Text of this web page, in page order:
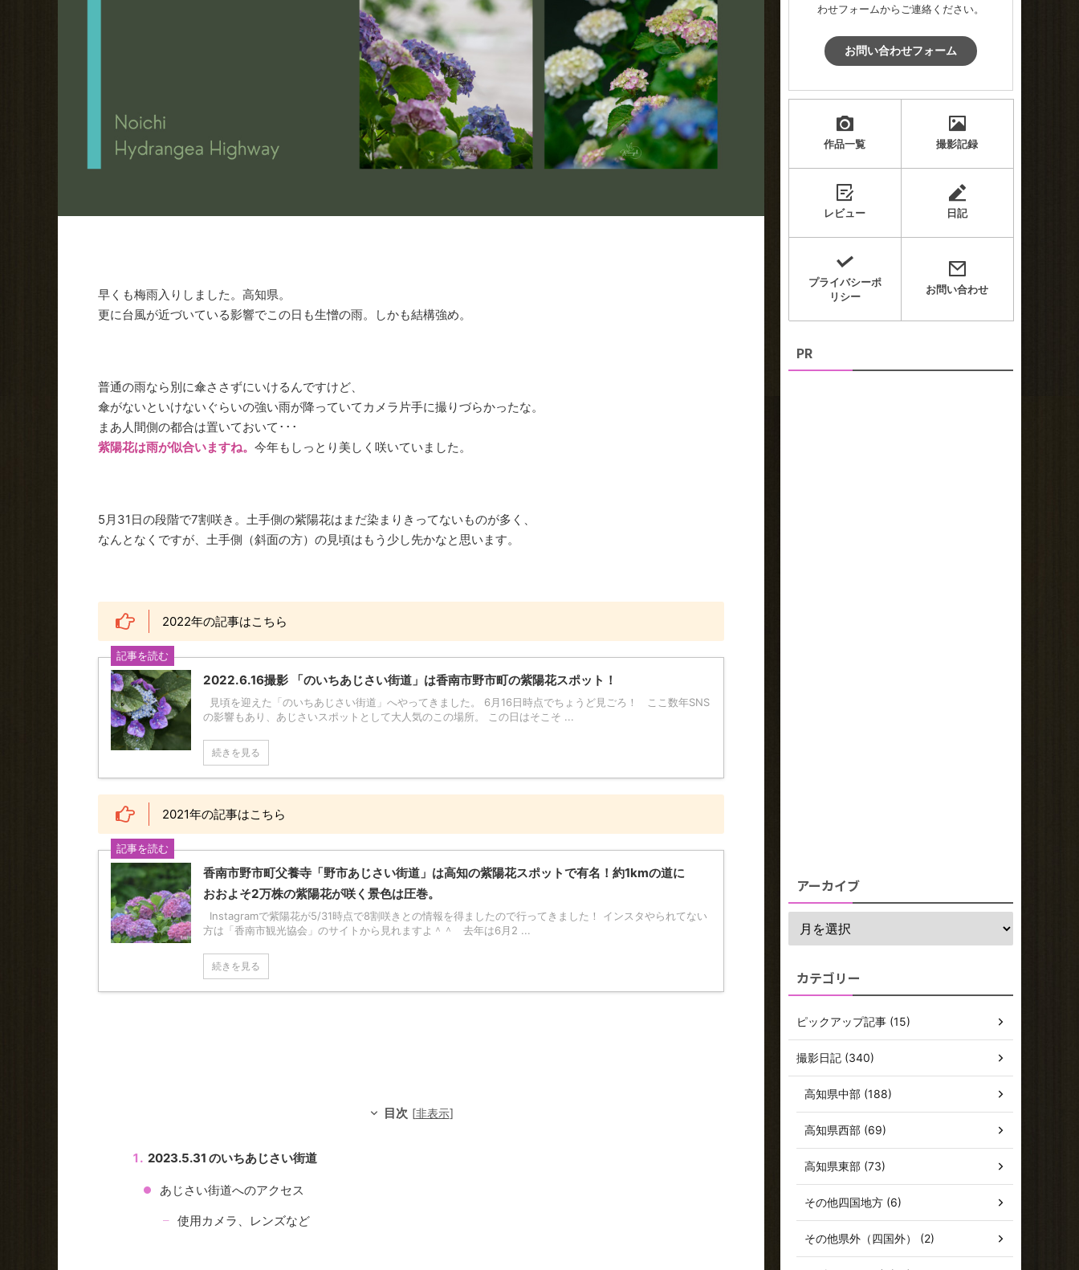
早くも梅雨入りしました。高知県。
更に台風が近づいている影響でこの日も生憎の雨。しかも結構強め。
普通の雨なら別に傘ささずにいけるんですけど、
傘がないといけないぐらいの強い雨が降っていてカメラ片手に撮りづらかったな。
まあ人間側の都合は置いておいて･･･
紫陽花は雨が似合いますね。 今年もしっとり美しく咲いていました。
5月31日の段階で7割咲き。土手側の紫陽花はまだ染まりきってないものが多く、
なんとなくですが、土手側（斜面の方）の見頃はもう少し先かなと思います。
2022年の記事はこちら
記事を読む
2022.6.16撮影 「のいちあじさい街道」は香南市野市町の紫陽花スポット！
見頃を迎えた「のいちあじさい街道」へやってきました。 6月16日時点でちょうど見ごろ！ ここ数年SNS
の影響もあり、あじさいスポットとして大人気のこの場所。 この日はそこそ ...
続きを見る
2021年の記事はこちら
記事を読む
香南市野市町父養寺「野市あじさい街道」は高知の紫陽花スポットで有名！約1kmの道に
おおよそ2万株の紫陽花が咲く景色は圧巻。
Instagramで紫陽花が5/31時点で8割咲きとの情報を得ましたので行ってきました！ インスタやられてない
方は「香南市観光協会」のサイトから見れますよ＾＾ 去年は6月2 ...
続きを見る
目次 [非表示]
2023.5.31 のいちあじさい街道
あじさい街道へのアクセス
使用カメラ、レンズなど
わせフォームからご連絡ください。
お問い合わせフォーム
作品一覧 撮影記録
レビュー 日記
プライバシーポ
リシー
お問い合わせ
PR
アーカイブ
カテゴリー
ピックアップ記事 (15)
撮影日記 (340)
高知県中部 (188)
高知県西部 (69)
高知県東部 (73)
その他四国地方 (6)
その他県外（四国外） (2)